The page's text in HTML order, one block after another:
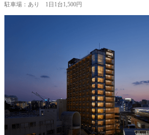
駐車場：あり 1日1台1,500円